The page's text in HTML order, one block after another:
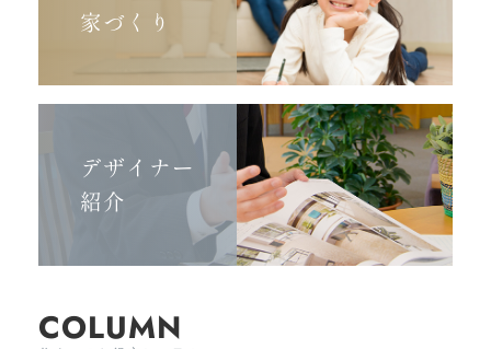
家づくり
デザイナー
紹介
COLUMN